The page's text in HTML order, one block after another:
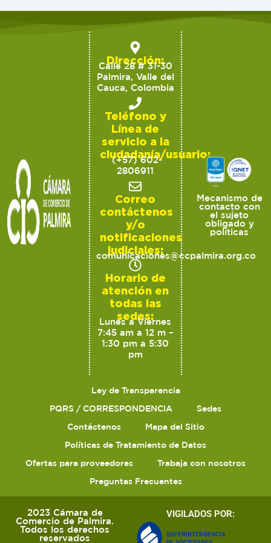
Dirección:
Calle 28 # 31-30
Palmira, Valle del
Cauca, Colombia
Teléfono y
Línea de
servicio a la
ciudadanía/usuario:
(+57) 602-
2806911
Correo
contáctenos
y/o
notificaciones
judiciales:
comunicaciones@ccpalmira.org.co
Horario de
atención en
todas las
sedes:
Lunes a Viernes
7:45 am a 12 m –
1:30 pm a 5:30
pm
Mecanismo de
contacto con
el sujeto
obligado y
políticas
Ley de Transparencia
PQRS / CORRESPONDENCIA
Sedes
Contáctenos
Mapa del Sitio
Políticas de Tratamiento de Datos
Ofertas para proveedores
Trabaja con nosotros
Preguntas Frecuentes
2023 Cámara de
Comercio de Palmira.
Todos los derechos
reservados
VIGILADOS POR: